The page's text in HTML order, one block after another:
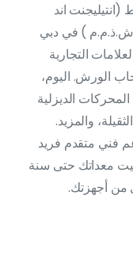
اند
ش.ذ.م.م ) في دبي
العلامات التجارية
الورش. اليوم،
الديزلية
والمزيد.
فني متقدم فريد
معداتك حتى سنة
من أجهزتك.